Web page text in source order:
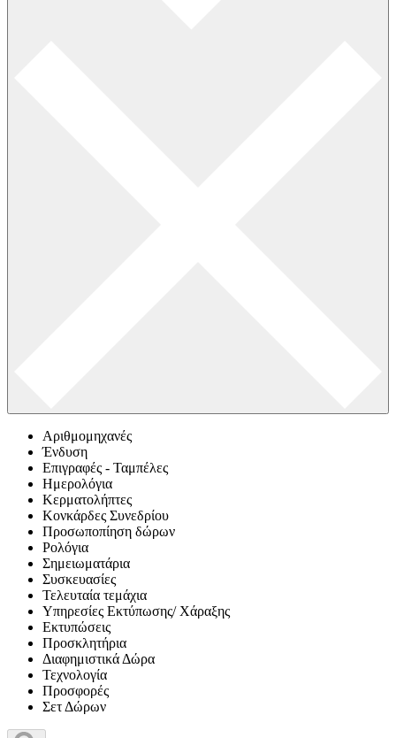
Αριθμομηχανές
Ένδυση
Επιγραφές - Ταμπέλες
Ημερολόγια
Κερματολήπτες
Κονκάρδες Συνεδρίου
Προσωποπίηση δώρων
Ρολόγια
Σημειωματάρια
Συσκευασίες
Τελευταία τεμάχια
Υπηρεσίες Εκτύπωσης/ Χάραξης
Εκτυπώσεις
Προσκλητήρια
Διαφημιστικά Δώρα
Τεχνολογία
Προσφορές
Σετ Δώρων